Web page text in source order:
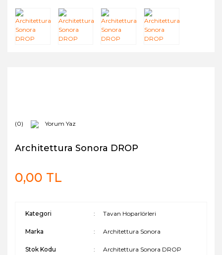
(0) Yorum Yaz
Architettura Sonora DROP
0,00 TL
Kategori Tavan Hoparlörleri
Marka Architettura Sonora
Stok Kodu Architettura Sonora DROP